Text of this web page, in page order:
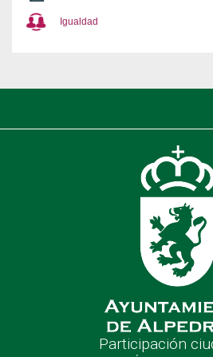
Igualdad
Participación